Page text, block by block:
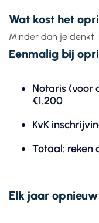
Wat kost het
Minder dan je denkt,
Eenmalig bij
Notaris (voor
€1.200
KvK
Totaal: reken
Elk jaar opnieuw